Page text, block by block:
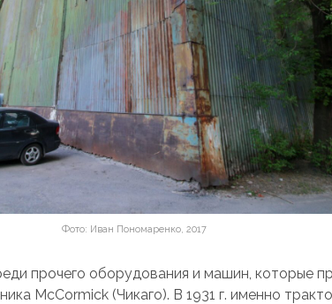
Фото: Иван Пономаренко, 2017
прочего оборудования и машин, которые
McCormick (Чикаго). В 1931 г. именно